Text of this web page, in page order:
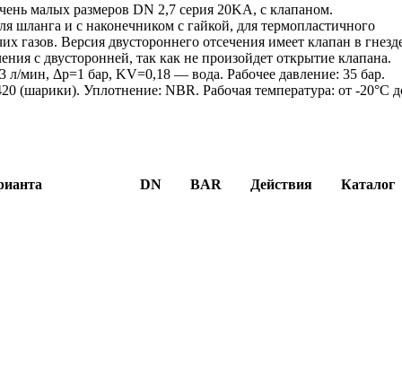
малых размеров DN 2,7 серия 20KA, с клапаном.
шланга и с наконечником с гайкой, для термопластичного
газов. Версия двустороннего отсечения имеет клапан в
с двусторонней, так как не произойдет открытие клапана.
л/мин, Δp=1 бар, KV=0,18 — вода. Рабочее давление: 35 бар.
(шарики). Уплотнение: NBR. Рабочая температура: от -20°C
DN BAR Действия Каталог